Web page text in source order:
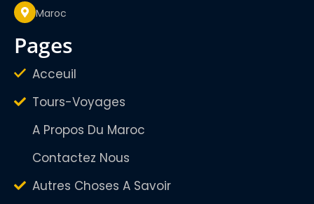
Maroc
pages
Acceuil
Tours-Voyages
A Propos Du Maroc
Contactez Nous
Autres Choses A Savoir